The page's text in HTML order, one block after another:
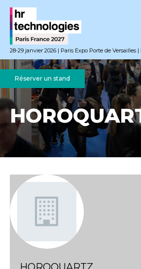
28-29 janvier 2026 | Paris Expo Porte de Versailles |
Réserver un stand